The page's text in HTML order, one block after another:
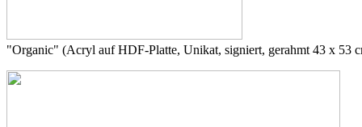
"Organic" (Acryl auf HDF-Platte, Unikat, signiert, gerahmt 43 x 53